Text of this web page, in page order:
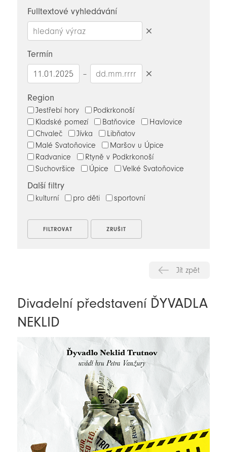
Fulltextové vyhledávání
Termín
–
Region
Jestřebí hory
Podkrkonoší
Kladské pomezí
Batňovice
Havlovice
Chvaleč
Jívka
Libňatov
Malé Svatoňovice
Maršov u Úpice
Radvanice
Rtyně v Podkrkonoší
Suchovršice
Úpice Velké Svatoňovice
Další filtry
kulturní pro děti sportovní
Jít zpět
Divadelní představení ĎYVADLA
NEKLID